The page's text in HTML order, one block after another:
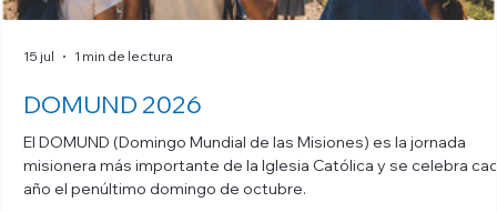
DOMUND 2026
El DOMUND (Domingo Mundial de las Misiones) es la jornada
misionera más importante de la Iglesia Católica y se celebra
año el penúltimo domingo de octubre.
15 jul 1 min de lectura